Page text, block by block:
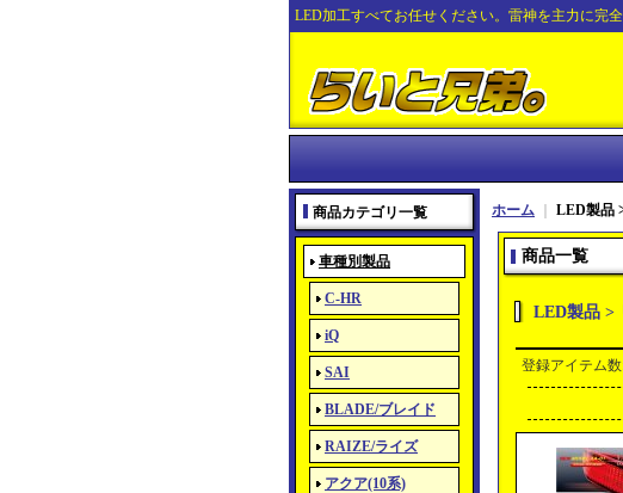
LED加工すべてお任せください。雷神を主力に完
商品カテゴリ一覧
車種別製品
C-HR
iQ
SAI
BLADE/ブレイド
RAIZE/ライズ
アクア(10系)
ホーム LED製品
商品一覧
LED製品 >
登録アイテム数